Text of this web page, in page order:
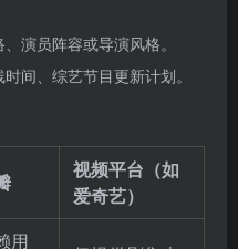
演员阵容或导演风格。
时间、综艺节目更新计划。
视频平台（如
爱奇艺）
用